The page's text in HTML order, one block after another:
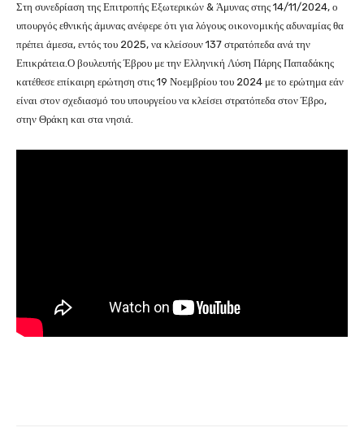
Στη συνεδρίαση της Επιτροπής Εξωτερικών & Άμυνας στης 14/11/2024, ο
υπουργός εθνικής άμυνας ανέφερε ότι για λόγους οικονομικής αδυναμίας θα
πρέπει άμεσα, εντός του 2025, να κλείσουν 137 στρατόπεδα ανά την
Επικράτεια.Ο βουλευτής Έβρου με την Ελληνική Λύση Πάρης Παπαδάκης
κατέθεσε επίκαιρη ερώτηση στις 19 Νοεμβρίου του 2024 με το ερώτημα εάν
είναι στον σχεδιασμό του υπουργείου να κλείσει στρατόπεδα στον Έβρο,
στην Θράκη και στα νησιά.